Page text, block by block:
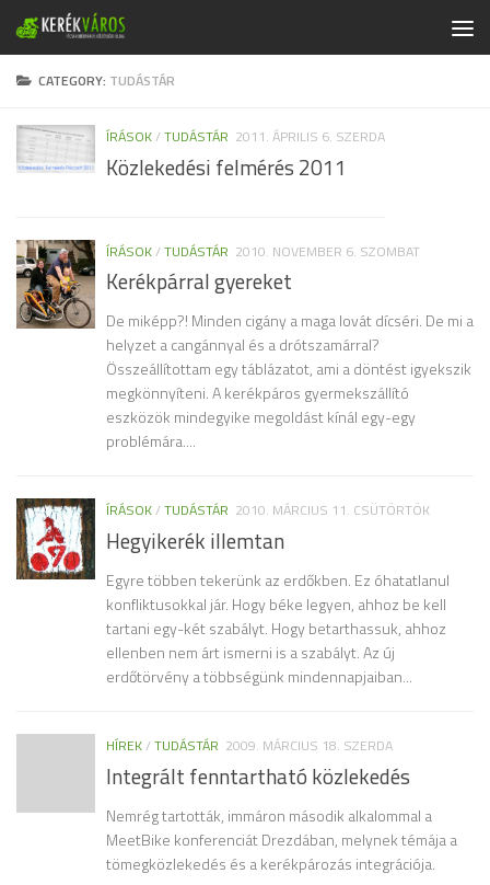
Skip to content
CATEGORY: TUDÁSTÁR
ÍRÁSOK/TUDÁSTÁR 2011. ÁPRILIS 6. SZERDA
Közlekedési felmérés 2011
ÍRÁSOK/TUDÁSTÁR 2010. NOVEMBER 6. SZOMBAT
Kerékpárral gyereket
De miképp?! Minden cigány a maga lovát dícséri. De mi a
helyzet a cangánnyal és a drótszamárral?
Összeállítottam egy táblázatot, ami a döntést igyekszik
megkönnyíteni. A kerékpáros gyermekszállító
eszközök mindegyike megoldást kínál egy-egy
problémára....
ÍRÁSOK/TUDÁSTÁR 2010. MÁRCIUS 11. CSÜTÖRTÖK
Hegyikerék illemtan
Egyre többen tekerünk az erdőkben. Ez óhatatlanul
konfliktusokkal jár. Hogy béke legyen, ahhoz be kell
tartani egy-két szabályt. Hogy betarthassuk, ahhoz
ellenben nem árt ismerni is a szabályt. Az új
erdőtörvény a többségünk mindennapjaiban...
HÍREK/TUDÁSTÁR 2009. MÁRCIUS 18. SZERDA
Integrált fenntartható közlekedés
Nemrég tartották, immáron második alkalommal a
MeetBike konferenciát Drezdában, melynek témája a
tömegközlekedés és a kerékpározás integrációja.